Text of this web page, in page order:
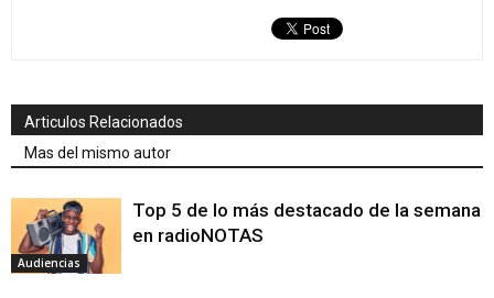
Articulos Relacionados
Mas del mismo autor
Audiencias
Top 5 de lo más destacado de la semana
en radioNOTAS